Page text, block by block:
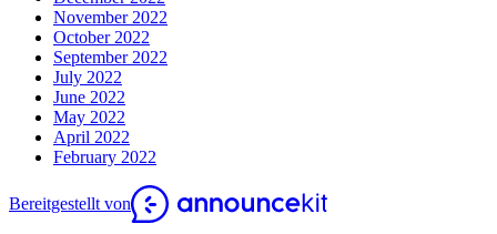
November 2022
October 2022
September 2022
July 2022
June 2022
May 2022
April 2022
February 2022
Bereitgestellt von